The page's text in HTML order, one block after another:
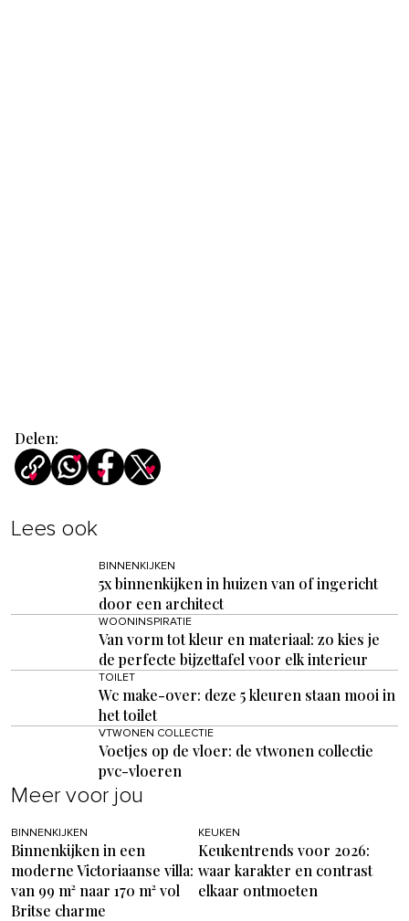
Delen:
Lees ook
BINNENKIJKEN
5x binnenkijken in huizen van of ingericht
door een architect
WOONINSPIRATIE
Van vorm tot kleur en materiaal: zo kies je
de perfecte bijzettafel voor elk interieur
TOILET
Wc make-over: deze 5 kleuren staan mooi in
het toilet
VTWONEN COLLECTIE
Voetjes op de vloer: de vtwonen collectie
pvc-vloeren
Meer voor jou
BINNENKIJKEN
Binnenkijken in een
moderne Victoriaanse villa:
van 99 m² naar 170 m² vol
Britse charme
KEUKEN
Keukentrends voor 2026:
waar karakter en contrast
elkaar ontmoeten